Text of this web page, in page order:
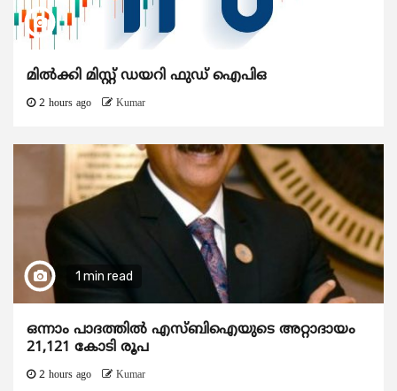
മിൽക്കി മിസ്റ്റ് ഡയറി ഫുഡ് ഐപിഒ
2 hours ago Kumar
1 min read
ഒന്നാം പാദത്തിൽ എസ്ബിഐയുടെ അറ്റാദായം
21,121 കോടി രൂപ
2 hours ago Kumar